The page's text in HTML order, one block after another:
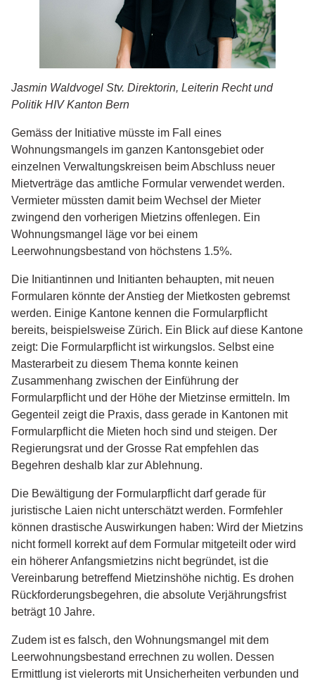
Jasmin Waldvogel Stv. Direktorin, Leiterin Recht und
Politik HIV Kanton Bern
Gemäss der Initiative müsste im Fall eines
Wohnungsmangels im ganzen Kantonsgebiet oder
einzelnen Verwaltungskreisen beim Abschluss neuer
Mietverträge das amtliche Formular verwendet werden.
Vermieter müssten damit beim Wechsel der Mieter
zwingend den vorherigen Mietzins offenlegen. Ein
Wohnungsmangel läge vor bei einem
Leerwohnungsbestand von höchstens 1.5%.
Die Initiantinnen und Initianten behaupten, mit neuen
Formularen könnte der Anstieg der Mietkosten gebremst
werden. Einige Kantone kennen die Formularpflicht
bereits, beispielsweise Zürich. Ein Blick auf diese Kantone
zeigt: Die Formularpflicht ist wirkungslos. Selbst eine
Masterarbeit zu diesem Thema konnte keinen
Zusammenhang zwischen der Einführung der
Formularpflicht und der Höhe der Mietzinse ermitteln. Im
Gegenteil zeigt die Praxis, dass gerade in Kantonen mit
Formularpflicht die Mieten hoch sind und steigen. Der
Regierungsrat und der Grosse Rat empfehlen das
Begehren deshalb klar zur Ablehnung.
Die Bewältigung der Formularpflicht darf gerade für
juristische Laien nicht unterschätzt werden. Formfehler
können drastische Auswirkungen haben: Wird der Mietzins
nicht formell korrekt auf dem Formular mitgeteilt oder wird
ein höherer Anfangsmietzins nicht begründet, ist die
Vereinbarung betreffend Mietzinshöhe nichtig. Es drohen
Rückforderungsbegehren, die absolute Verjährungsfrist
beträgt 10 Jahre.
Zudem ist es falsch, den Wohnungsmangel mit dem
Leerwohnungsbestand errechnen zu wollen. Dessen
Ermittlung ist vielerorts mit Unsicherheiten verbunden und